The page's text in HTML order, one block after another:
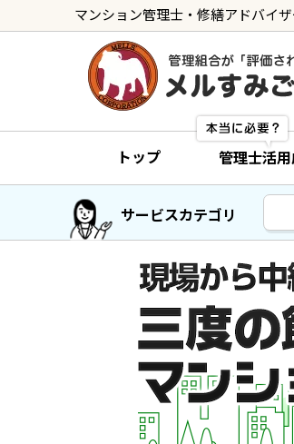
マンション管理士・修繕アドバイ
トップ 管理士活
サービスカテゴリ
トップ
管理士の活用方法
ご利用の流れ »
サービス一覧
管理組合運営
メルの理事会アドバイザ
メルのプロ理事長 »
新人管理士顧問サービス
管理契約見直しドクター »